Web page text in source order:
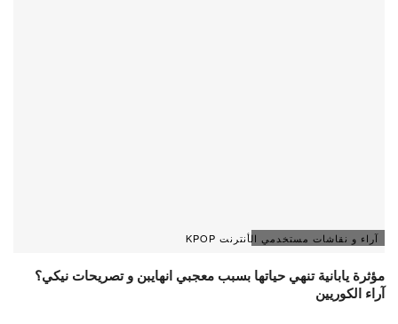
آراء و نقاشات مستخدمي الأنترنت KPOP
مؤثرة يابانية تنهي حياتها بسبب معجبي انهايبن و تصريحات نيكي؟
آراء الكوريين